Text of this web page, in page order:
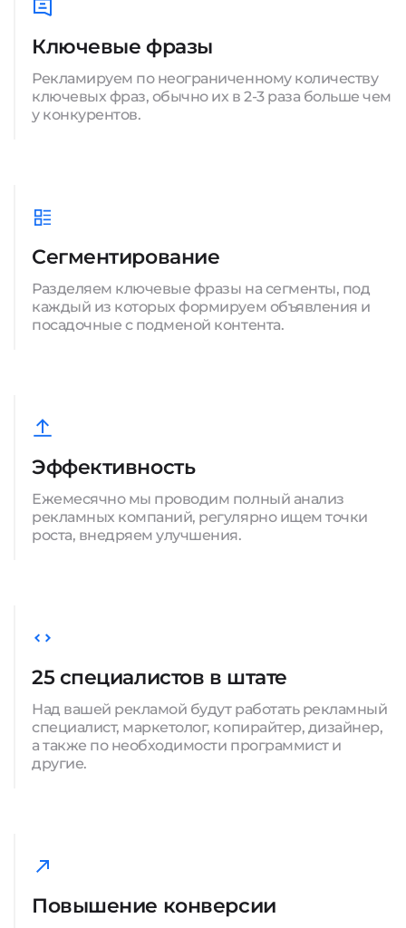
Ключевые фразы
Рекламируем по неограниченному количеству
ключевых фраз, обычно их в 2-3 раза больше чем
у конкурентов.
Сегментирование
Разделяем ключевые фразы на сегменты, под
каждый из которых формируем объявления и
посадочные с подменой контента.
Эффективность
Ежемесячно мы проводим полный анализ
рекламных компаний, регулярно ищем точки
роста, внедряем улучшения.
25 специалистов в штате
Над вашей рекламой будут работать рекламный
специалист, маркетолог, копирайтер, дизайнер,
а также по необходимости программист и
другие.
Повышение конверсии